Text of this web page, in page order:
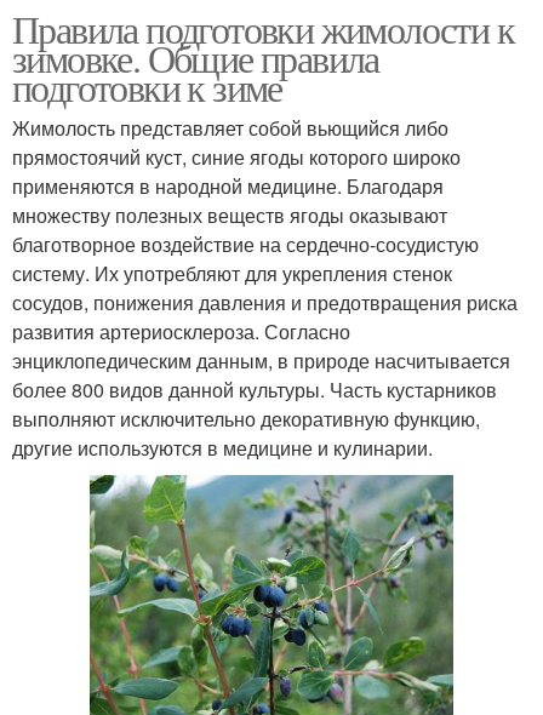
Правила подготовки жимолости к
зимовке. Общие правила
подготовки к зиме
Жимолость представляет собой вьющийся либо
прямостоячий куст, синие ягоды которого широко
применяются в народной медицине. Благодаря
множеству полезных веществ ягоды оказывают
благотворное воздействие на сердечно-сосудистую
систему. Их употребляют для укрепления стенок
сосудов, понижения давления и предотвращения риска
развития артериосклероза. Согласно
энциклопедическим данным, в природе насчитывается
более 800 видов данной культуры. Часть кустарников
выполняют исключительно декоративную функцию,
другие используются в медицине и кулинарии.